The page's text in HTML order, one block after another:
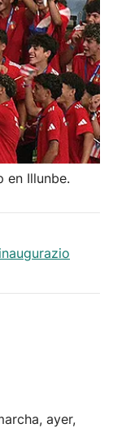
en Illunbe.
ayer,